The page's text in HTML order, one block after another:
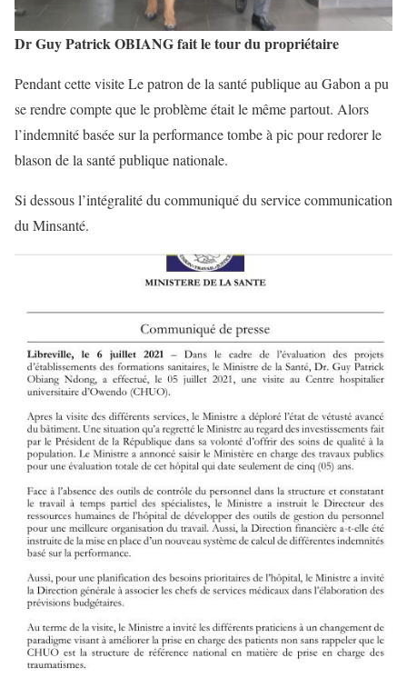
Dr Guy Patrick OBIANG fait le tour du propriétaire
Pendant cette visite Le patron de la santé publique au Gabon a pu
se rendre compte que le problème était le même partout. Alors
l’indemnité basée sur la performance tombe à pic pour redorer le
blason de la santé publique nationale.
Si dessous l’intégralité du communiqué du service communication
du Minsanté.